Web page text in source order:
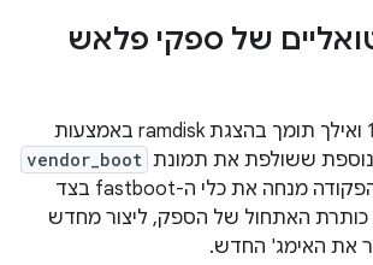
של ספקי פלאש
‫Android מגרסה 12 ואילך תומך בהצגת ramdisk באמצעות
vendor_boot
המלאה ממכשיר. הפקודה מנחה את כלי ה-fastboot בצד
האתחול של הספק, ליצור מחדש
את האימג' החדש.